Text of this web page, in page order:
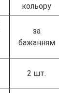
кольору
за
бажанням
2 шт.